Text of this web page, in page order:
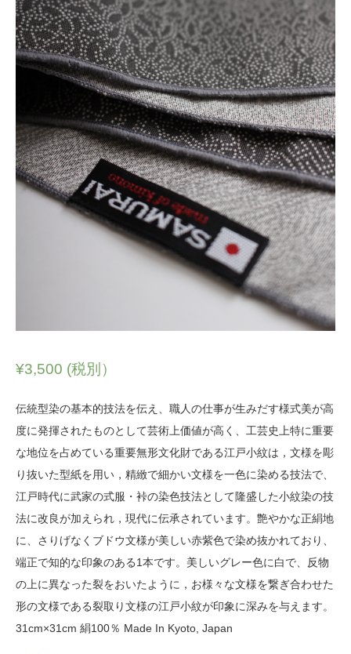
¥3,500 (税別）
伝統型染の基本的技法を伝え、職人の仕事が生みだす様式美が高
度に発揮されたものとして芸術上価値が高く、工芸史上特に重要
な地位を占めている重要無形文化財である江戸小紋は，文様を彫
り抜いた型紙を用い，精緻で細かい文様を一色に染める技法で、
江戸時代に武家の式服・裃の染色技法として隆盛した小紋染の技
法に改良が加えられ，現代に伝承されています。艶やかな正絹地
に、さりげなくブドウ文様が美しい赤紫色で染め抜かれており、
端正で知的な印象のある1本です。美しいグレー色に白で、反物
の上に異なった裂をおいたように，お様々な文様を繋ぎ合わせた
形の文様である裂取り文様の江戸小紋が印象に深みを与えます。
31cm×31cm 絹100％ Made In Kyoto, Japan